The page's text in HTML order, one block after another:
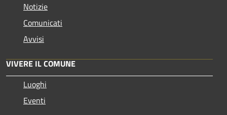
Notizie
Comunicati
Avvisi
VIVERE IL COMUNE
Luoghi
Eventi